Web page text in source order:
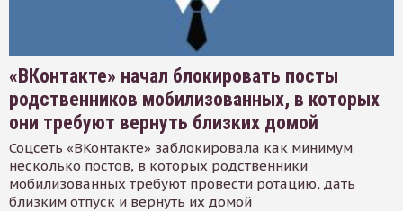
«ВКонтакте» начал блокировать посты
родственников мобилизованных, в которых
они требуют вернуть близких домой
Соцсеть «ВКонтакте» заблокировала как минимум
несколько постов, в которых родственники
мобилизованных требуют провести ротацию, дать
близким отпуск и вернуть их домой